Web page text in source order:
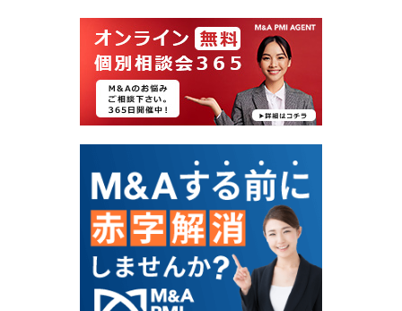
5
月
7
日
」
5
月
1
9
日
」